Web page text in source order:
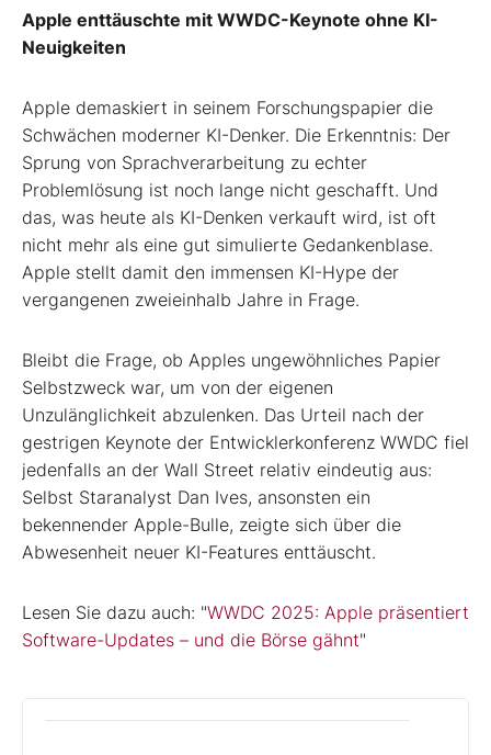
Apple enttäuschte mit WWDC-Keynote ohne KI-
Neuigkeiten
Apple demaskiert in seinem Forschungspapier die
Schwächen moderner KI-Denker. Die Erkenntnis: Der
Sprung von Sprachverarbeitung zu echter
Problemlösung ist noch lange nicht geschafft. Und
das, was heute als KI-Denken verkauft wird, ist oft
nicht mehr als eine gut simulierte Gedankenblase.
Apple stellt damit den immensen KI-Hype der
vergangenen zweieinhalb Jahre in Frage.
Bleibt die Frage, ob Apples ungewöhnliches Papier
Selbstzweck war, um von der eigenen
Unzulänglichkeit abzulenken. Das Urteil nach der
gestrigen Keynote der Entwicklerkonferenz WWDC fiel
jedenfalls an der Wall Street relativ eindeutig aus:
Selbst Staranalyst Dan Ives, ansonsten ein
bekennender Apple-Bulle, zeigte sich über die
Abwesenheit neuer KI-Features enttäuscht.
Lesen Sie dazu auch: "WWDC 2025: Apple präsentiert
Software-Updates – und die Börse gähnt"